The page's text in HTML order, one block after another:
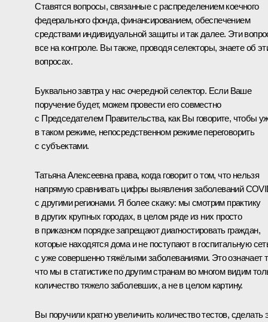
Ставятся вопросы, связанные с распределением коечного
федерального фонда, финансированием, обеспечением
средствами индивидуальной защиты и так далее. Эти
все на контроле. Вы также, проводя селекторы, знаете об
вопросах.
Буквально завтра у нас очередной селектор. Если Ваше
поручение будет, можем провести его совместно
с Председателем Правительства, как Вы говорите, чтобы
в таком режиме, непосредственном режиме переговорить
с субъектами.
Татьяна Алексеевна права, когда говорит о том, что нельзя
напрямую сравнивать цифры выявления заболеваний
с другими регионами. Я более скажу: мы смотрим практику
в других крупных городах, в целом ряде из них просто
в приказном порядке запрещают диагностировать граждан,
которые находятся дома и не поступают в госпитальную
с уже совершенно тяжёлыми заболеваниями. Это означает
что мы в статистике по другим странам во многом видим
количество тяжело заболевших, а не в целом картину.
Вы поручили кратно увеличить количество тестов, сделать